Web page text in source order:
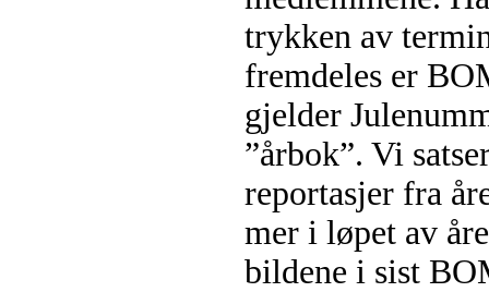
trykken av
fremdeles er
gjelder
”årbok”. Vi
reportasjer fra
mer i løpet av
bildene i sist